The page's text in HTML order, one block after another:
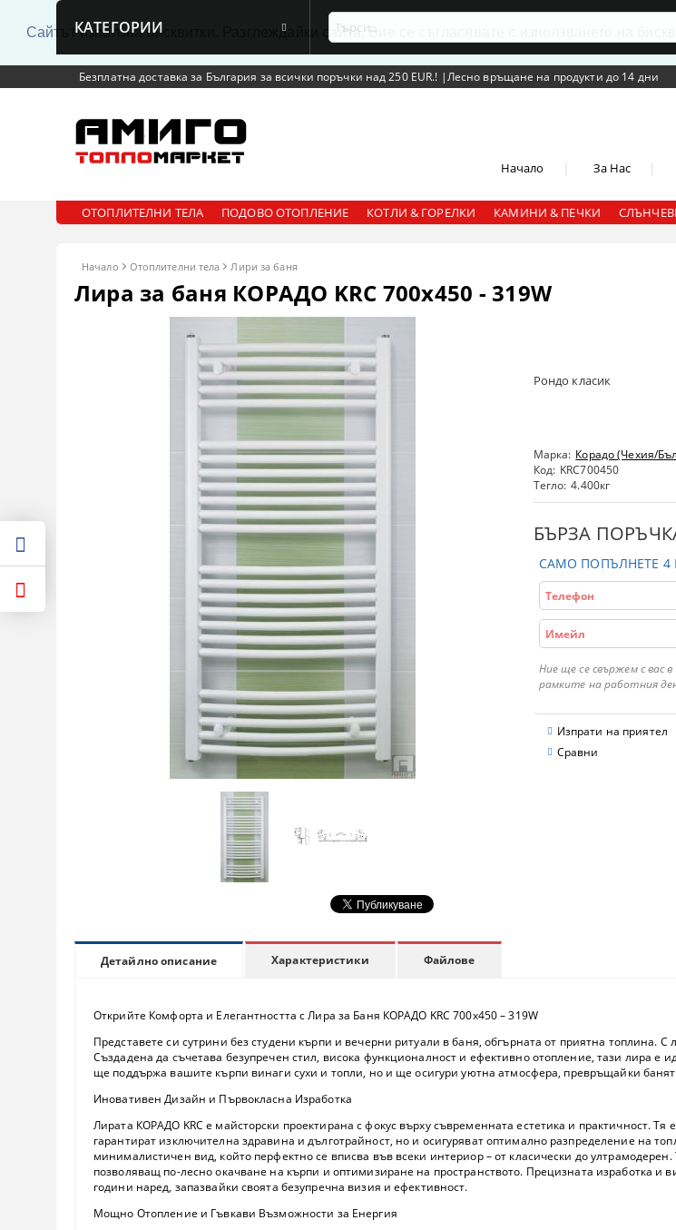
Сайтът използва бисквитки. Разглеждайки сайта, Вие се съгласявате с използването на
Безплатна доставка за България за всички поръчки над 250 EUR.! |Лесно връщане на продукти до 14 дни
Начало За Нас
КАТЕГОРИИ
ОТОПЛИТЕЛНИ ТЕЛА ПОДОВО ОТОПЛЕНИЕ КОТЛИ & ГОРЕЛКИ КАМИНИ & ПЕЧКИ
Начало Отоплителни тела Лири за баня
Лира за баня КОРАДО KRC 700x450 - 319W
Рондо класик
Марка: Корадо (Чехия/
Код: KRC700450
Тегло: 4.400кг
БЪРЗА
САМО ПОПЪЛНЕТЕ 4
Ние ще се свържем с вас в
рамките на работния
Изпрати на приятел
Сравни
Детайлно описание Характеристики Файлове
Открийте Комфорта и Елегантността с Лира за Баня КОРАДО KRC 700x450 – 319W
Представете си сутрини без студени кърпи и вечерни ритуали в баня, обгърната от приятна топлина. С
Създадена да съчетава безупречен стил, висока функционалност и ефективно отопление, тази лира е
ще поддържа вашите кърпи винаги сухи и топли, но и ще осигури уютна атмосфера, превръщайки
Иновативен Дизайн и Първокласна Изработка
Лирата КОРАДО KRC е майсторски проектирана с фокус върху съвременната естетика и практичност. Тя
гарантират изключителна здравина и дълготрайност, но и осигуряват оптимално разпределение на
минималистичен вид, който перфектно се вписва във всеки интериор – от класически до
позволяващ по-лесно окачване на кърпи и оптимизиране на пространството. Прецизната изработка и
години наред, запазвайки своята безупречна визия и ефективност.
Мощно Отопление и Гъвкави Възможности за Енергия